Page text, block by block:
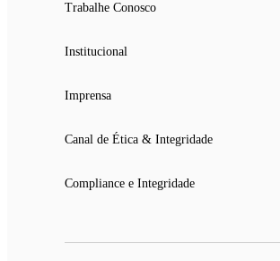
Trabalhe Conosco
Institucional
Imprensa
Canal de Ética & Integridade
Compliance e Integridade